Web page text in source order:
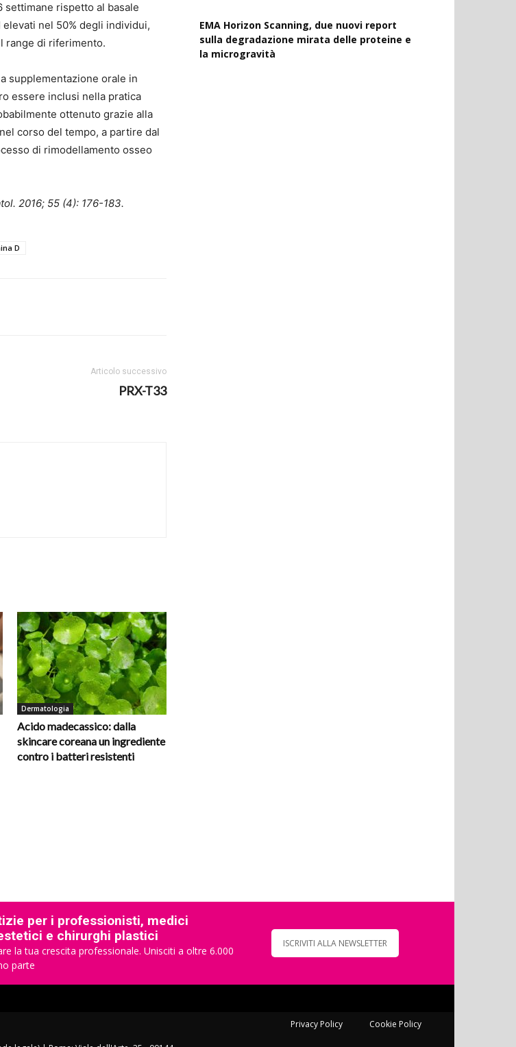
settimane rispetto al basale
nel 50% degli individui,
range di riferimento.
supplementazione orale in
essere inclusi nella pratica
ottenuto grazie alla
corso del tempo, a partire dal
di rimodellamento osseo
2016; 55 (4): 176-183.
D
Articolo successivo
PRX-T33
Dermatologia
Acido madecassico: dalla
skincare coreana un ingrediente
contro i batteri resistenti
EMA Horizon Scanning, due nuovi report
sulla degradazione mirata delle proteine e
la microgravità
per i professionisti, medici
e chirurghi plastici
la tua crescita professionale. Unisciti a oltre 6.000
parte
ISCRIVITI ALLA NEWSLETTER
Privacy Policy Cookie Policy